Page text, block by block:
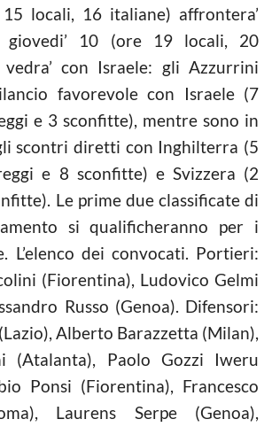
locali, 16 italiane) affrontera’
giovedi’ 10 (ore 19 locali, 20
con Israele: gli Azzurrini
favorevole con Israele (7
e 3 sconfitte), mentre sono in
scontri diretti con Inghilterra (5
e 8 sconfitte) e Svizzera (2
Le prime due classificate di
si qualificheranno per i
L’elenco dei convocati. Portieri:
(Fiorentina), Ludovico Gelmi
Russo (Genoa). Difensori:
Alberto Barazzetta (Milan),
(Atalanta), Paolo Gozzi Iweru
Ponsi (Fiorentina), Francesco
Laurens Serpe (Genoa),